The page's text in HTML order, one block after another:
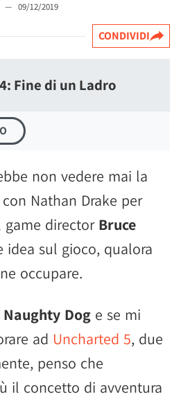
— 09/12/2019
CONDIVIDI
Fine di un Ladro
non vedere mai la
Nathan Drake per
game director Bruce
idea sul gioco, qualora
occupare.
Naughty Dog e se mi
ad Uncharted 5, due
penso che
il concetto di avventura